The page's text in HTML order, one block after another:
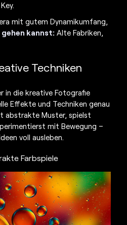
mit gutem Dynamikumfang,
gehen kannst: Alte Fabriken,
Techniken
in die kreative Fotografie
Effekte und Techniken genau
abstrakte Muster, spielst
mit Bewegung –
voll ausleben.
Farbspiele